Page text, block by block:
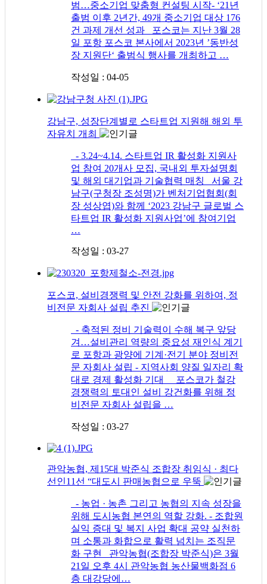
범…중소기업 맞춤형 컨설팅 시작- ‘21년
출범 이후 2년간, 49개 중소기업 대상 176
건 과제 개선 성과 포스코는 지난 3월 28
일 포항 포스코 본사에서 2023년 ’동반성
장 지원단‘ 출범식 행사를 개최하고 …
작성일 : 04-05
강남구, 성장단계별로 스타트업 지원해 해외 투
자유치 개최
- 3.24~4.14. 스타트업 IR 활성화 지원사
업 참여 20개사 모집, 국내외 투자설명회
및 해외 대기업과 기술협력 매칭 서울 강
남구(구청장 조성명)가 벤처기업협회(회
장 성상엽)와 함께 ‘2023 강남구 글로벌 스
타트업 IR 활성화 지원사업’에 참여기업
…
작성일 : 03-27
포스코, 설비경쟁력 및 안전 강화를 위하여, 정
비전문 자회사 설립 추진
- 축적된 정비 기술력이 수해 복구 앞당
겨…설비관리 역량의 중요성 재인식 계기
로 포항과 광양에 기계·전기 분야 정비전
문 자회사 설립 - 지역사회 양질 일자리 확
대로 경제 활성화 기대 포스코가 철강
경쟁력의 토대인 설비 강건화를 위해 정
비전문 자회사 설립을 …
작성일 : 03-27
관악농협, 제15대 박준식 조합장 취임식 · 최다
선인11선 “대도시 판매농협으로 우뚝
- 농업 · 농촌 그리고 농협의 지속 성장을
위해 도시농협 본연의 역할 강화. - 조합원
실익 증대 및 복지 사업 확대 공약 실천하
며 소통과 화합으로 활력 넘치는 조직문
화 구현 관악농협(조합장 박준식)은 3월
21일 오후 4시 관악농협 농산물백화점 6
층 대강당에…